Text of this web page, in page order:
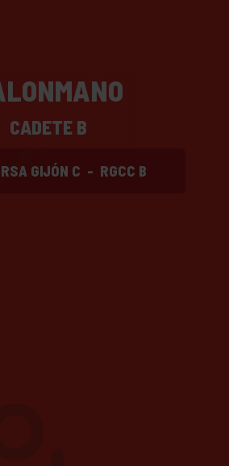
CADETE B
GIJÓN C - RGCC B